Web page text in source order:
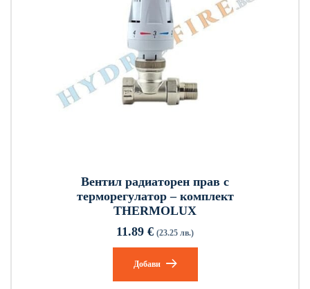
Вентил радиаторен прав с
терморегулатор – комплект
THERMOLUX
11.89 € (23.25 лв.)
Добави